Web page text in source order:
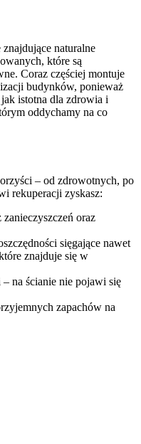
naturalne
które są
Coraz częściej montuje
budynków, ponieważ
istotna dla zdrowia i
oddychamy na co
– od zdrowotnych, po
rekuperacji zyskasz:
oraz
sięgające nawet
znajduje się w
na ścianie nie pojawi się
zapachów na